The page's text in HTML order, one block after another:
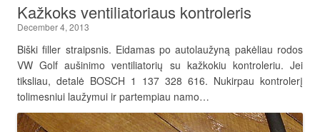
Kažkoks ventiliatoriaus kontroleris
December 4, 2013
Biški filler straipsnis. Eidamas po autolaužyną pakėliau rodos
VW Golf aušinimo ventiliatorių su kažkokiu kontroleriu. Jei
tiksliau, detalė BOSCH 1 137 328 616. Nukirpau kontrolerį
tolimesniui laužymui ir partempiau namo…